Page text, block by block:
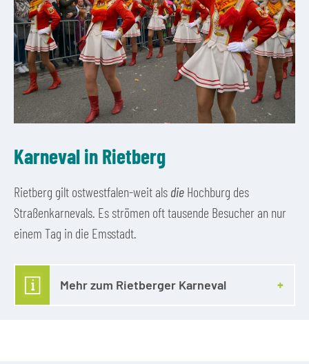
Karneval in Rietberg
Rietberg gilt ostwestfalen-weit als die Hochburg des
Straßenkarnevals. Es strömen oft tausende Besucher an nur
einem Tag in die Emsstadt.
Mehr zum Rietberger Karneval